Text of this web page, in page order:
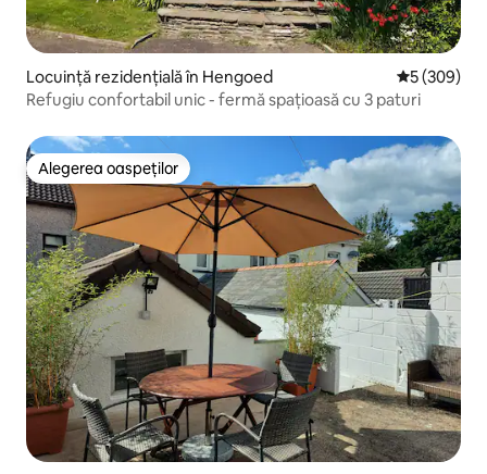
Locuință rezidențială în Hengoed Scor mediu
5 (309)
Refugiu confortabil unic - fermă spațioasă cu 3 paturi
Alegerea oaspeților
Alegerea oaspeților